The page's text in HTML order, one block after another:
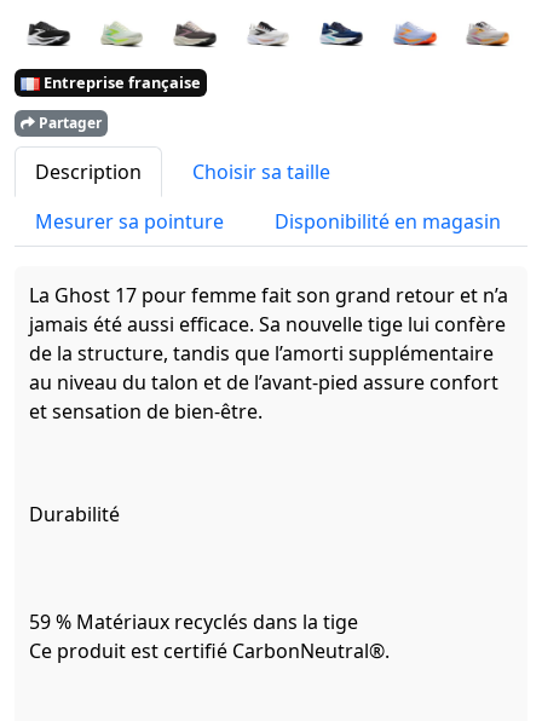
Entreprise française
Partager
Description
Choisir sa taille
Mesurer sa pointure
Disponibilité en magasin
La Ghost 17 pour femme fait son grand retour et n’a
jamais été aussi efficace. Sa nouvelle tige lui confère
de la structure, tandis que l’amorti supplémentaire
au niveau du talon et de l’avant-pied assure confort
et sensation de bien-être.
Durabilité
59 % Matériaux recyclés dans la tige
Ce produit est certifié CarbonNeutral®.